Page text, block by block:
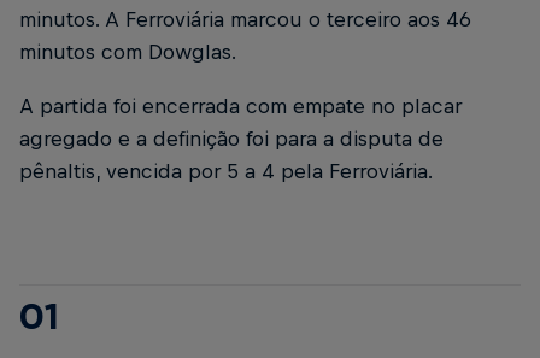
minutos. A Ferroviária marcou o terceiro aos 46
minutos com Dowglas.
A partida foi encerrada com empate no placar
agregado e a definição foi para a disputa de
pênaltis, vencida por 5 a 4 pela Ferroviária.
01